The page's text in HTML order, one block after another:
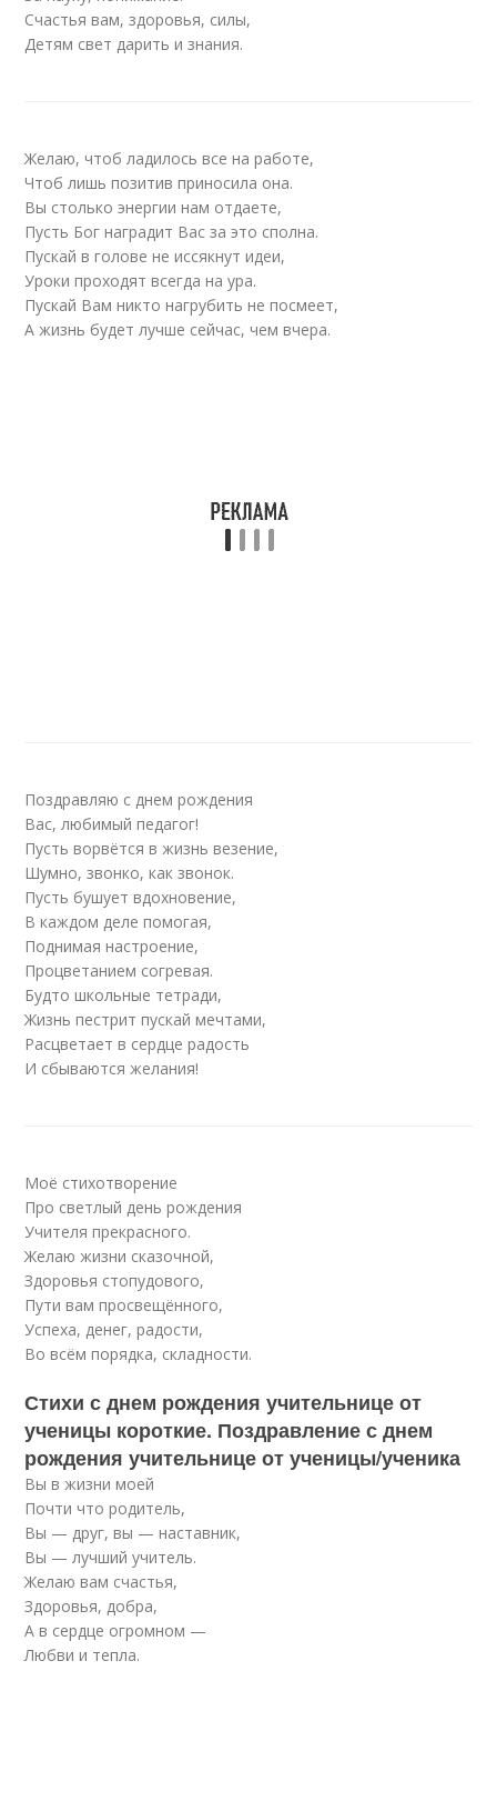
Счастья вам, здоровья, силы,
Детям свет дарить и знания.
Желаю, чтоб ладилось все на работе,
Чтоб лишь позитив приносила она.
Вы столько энергии нам отдаете,
Пусть Бог наградит Вас за это сполна.
Пускай в голове не иссякнут идеи,
Уроки проходят всегда на ура.
Пускай Вам никто нагрубить не посмеет,
А жизнь будет лучше сейчас, чем вчера.
Поздравляю с днем рождения
Вас, любимый педагог!
Пусть ворвётся в жизнь везение,
Шумно, звонко, как звонок.
Пусть бушует вдохновение,
В каждом деле помогая,
Поднимая настроение,
Процветанием согревая.
Будто школьные тетради,
Жизнь пестрит пускай мечтами,
Расцветает в сердце радость
И сбываются желания!
Моё стихотворение
Про светлый день рождения
Учителя прекрасного.
Желаю жизни сказочной,
Здоровья стопудового,
Пути вам просвещённого,
Успеха, денег, радости,
Во всём порядка, складности.
Стихи с днем рождения учительнице от
ученицы короткие. Поздравление с днем
рождения учительнице от ученицы/ученика
Вы в жизни моей
Почти что родитель,
Вы — друг, вы — наставник,
Вы — лучший учитель.
Желаю вам счастья,
Здоровья, добра,
А в сердце огромном —
Любви и тепла.